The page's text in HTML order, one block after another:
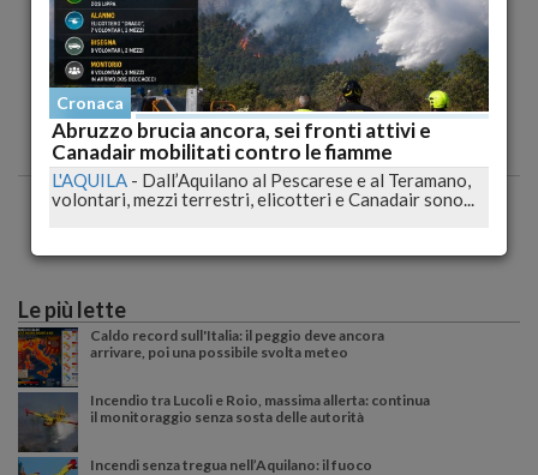
Le più lette
Caldo record sull'Italia: il peggio deve ancora
arrivare, poi una possibile svolta meteo
Incendio tra Lucoli e Roio, massima allerta: continua
il monitoraggio senza sosta delle autorità
Incendi senza tregua nell’Aquilano: il fuoco
Cronaca
Abruzzo brucia ancora, sei fronti attivi e
Canadair mobilitati contro le fiamme
L'AQUILA - Dall’Aquilano al Pescarese e al Teramano,
volontari, mezzi terrestri, elicotteri e Canadair sono...